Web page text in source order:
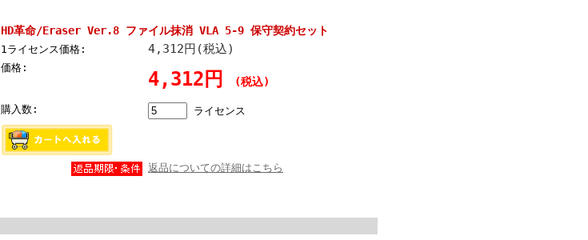
HD革命/Eraser Ver.8 ファイル抹消 VLA 5-9 保守契約セット
1ライセンス価格: 4,312円(税込)
価格:
4,312円 (税込)
購入数: ライセンス
返品についての詳細はこちら